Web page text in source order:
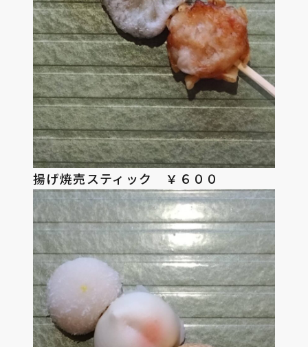
揚げ焼売スティック ￥６００